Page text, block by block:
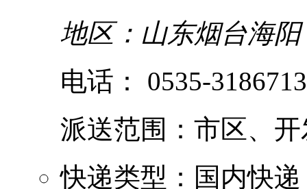
地区：山东烟台海阳
电话： 0535-3186713
派送范围：市区、
快递类型：国内快递